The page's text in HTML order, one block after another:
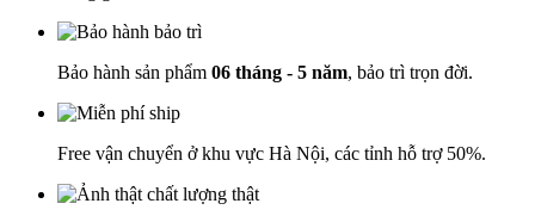
Bảo hành sản phẩm 06 tháng - 5 năm, bảo trì trọn đời.
Free vận chuyển ở khu vực Hà Nội, các tỉnh hỗ trợ 50%.